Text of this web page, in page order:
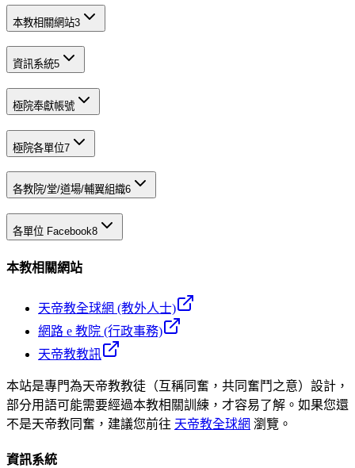
本教相關網站3
資訊系統5
極院奉獻帳號
極院各單位7
各教院/堂/道場/輔翼組織6
各單位 Facebook8
本教相關網站
天帝教全球網 (教外人士)
網路 e 教院 (行政事務)
天帝教教訊
本站是專門為天帝教教徒（互稱同奮，共同奮鬥之意）設計，
部分用語可能需要經過本教相關訓練，才容易了解。如果您還
不是天帝教同奮，建議您前往 天帝教全球網 瀏覽。
資訊系統